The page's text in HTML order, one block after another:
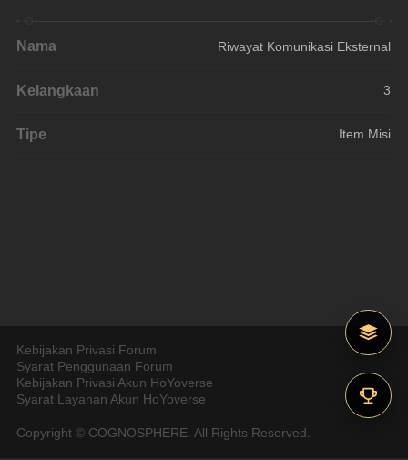
Nama Riwayat Komunikasi Eksternal
Kelangkaan 3
Tipe Item Misi
Kebijakan Privasi Forum
Syarat Penggunaan Forum
Kebijakan Privasi Akun HoYoverse
Syarat Layanan Akun HoYoverse
Copyright © COGNOSPHERE. All Rights Reserved.